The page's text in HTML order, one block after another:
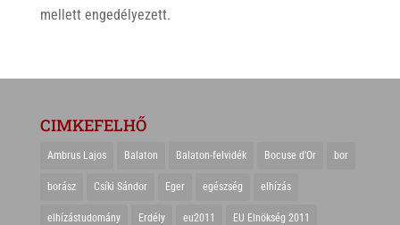
mellett engedélyezett.
CIMKEFELHŐ
Ambrus Lajos Balaton Balaton-felvidék Bocuse d'Or bor
borász Csíki Sándor Eger egészség elhízás
elhízástudomány Erdély eu2011 EU Elnökség 2011